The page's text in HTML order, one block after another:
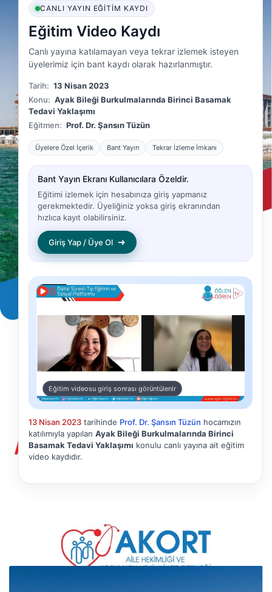
CANLI YAYIN EĞITIM KAYDI
Eğitim Video Kaydı
Canlı yayına katılamayan veya tekrar izlemek isteyen
üyelerimiz için bant kaydı olarak hazırlanmıştır.
Tarih: 13 Nisan 2023
Konu: Ayak Bileği Burkulmalarında Birinci Basamak
Tedavi Yaklaşımı
Eğitmen: Prof. Dr. Şansın Tüzün
Üyelere Özel İçerik Bant Yayın Tekrar İzleme İmkanı
Bant Yayın Ekranı Kullanıcılara Özeldir.
Eğitimi izlemek için hesabınıza giriş yapmanız
gerekmektedir. Üyeliğiniz yoksa giriş ekranından
hızlıca kayıt olabilirsiniz.
Giriş Yap / Üye Ol ➜
Eğitim videosu giriş sonrası görüntülenir
13 Nisan 2023 tarihinde Prof. Dr. Şansın Tüzün hocamızın
katılımıyla yapılan Ayak Bileği Burkulmalarında Birinci
Basamak Tedavi Yaklaşımı konulu canlı yayına ait eğitim
video kaydıdır.